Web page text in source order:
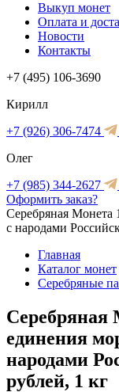
Выкуп монет
Оплата и
Новости
Контакты
+7 (495) 106-3690
Кирилл
+7 (926) 306-7474
Олег
+7 (985) 344-2627
Оформить заказ?
Серебряная Монета
с народами
Главная
Каталог монет
Серебряные
Серебряная
единения
народами
рублей, 1 кг